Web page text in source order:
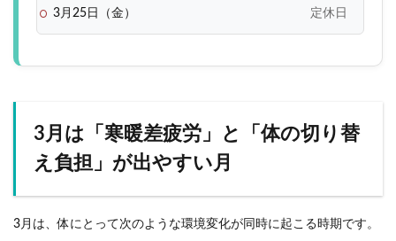
3月25日（金） 定休日
3月は「寒暖差疲労」と「体の切り替
え負担」が出やすい月
3月は、体にとって次のような環境変化が同時に起こる時期です。